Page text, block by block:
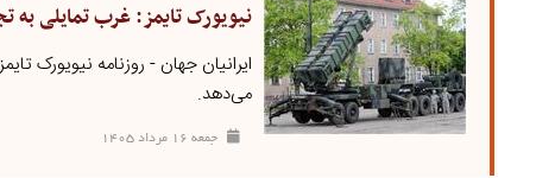
نیویورک تایمز: غرب تمایلی به
می‌دهد.
جمعه ۱۶ مرداد ۱۴۰۵